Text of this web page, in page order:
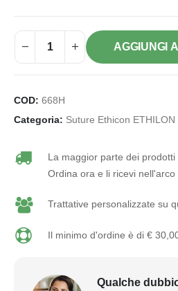
AGGIUNGI
COD: 668H
Categoria: Suture Ethicon ETHILON
La maggior parte dei prodotti
Ordina ora e li ricevi nell'arco
Trattative personalizzate su
Il minimo d'ordine è di €
Qualche